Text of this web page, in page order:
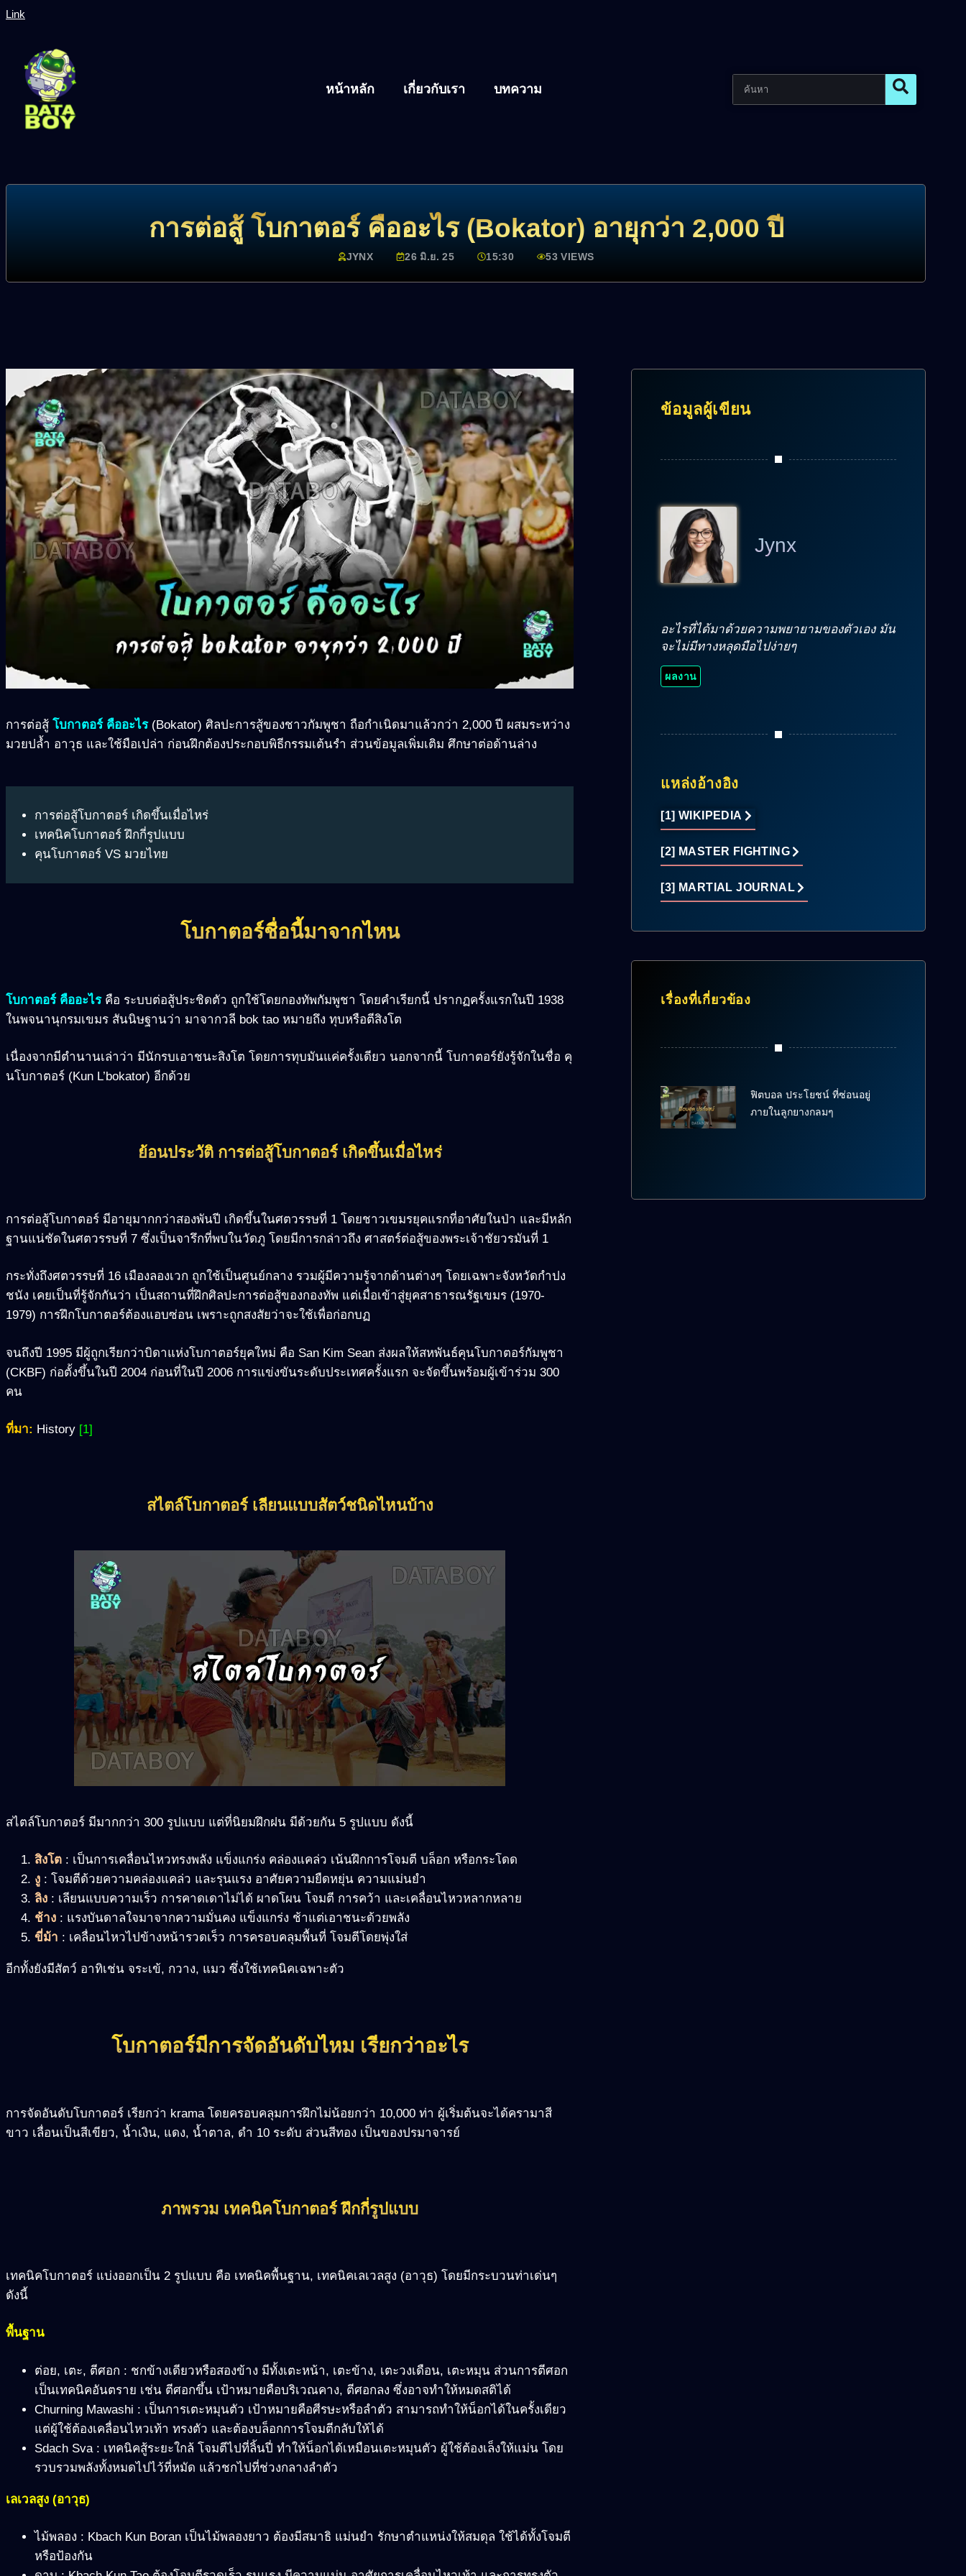
Link
หน้าหลัก เกี่ยวกับเรา บทความ
การต่อสู้ โบกาตอร์ คืออะไร (Bokator) อายุกว่า 2,000 ปี
JYNX 26 มิ.ย. 25 15:30 53 VIEWS
การต่อสู้ โบกาตอร์ คืออะไร(Bokator) ศิลปะการสู้ของชาวกัมพูชา ถือกำเนิดมาแล้วกว่า 2,000 ปี ผสมระหว่าง
มวยปล้ำ อาวุธ และใช้มือเปล่า ก่อนฝึกต้องประกอบพิธีกรรมเต้นรำ ส่วนข้อมูลเพิ่มเติม ศึกษาต่อด้านล่าง
การต่อสู้โบกาตอร์ เกิดขึ้นเมื่อไหร่
เทคนิคโบกาตอร์ ฝึกกี่รูปแบบ
คุนโบกาตอร์ VS มวยไทย
โบกาตอร์ชื่อนี้มาจากไหน
โบกาตอร์ คืออะไรคือ ระบบต่อสู้ประชิดตัว ถูกใช้โดยกองทัพกัมพูชา โดยคำเรียกนี้ ปรากฏครั้งแรกในปี 1938
ในพจนานุกรมเขมร สันนิษฐานว่า มาจากวลี bok tao หมายถึง ทุบหรือตีสิงโต
เนื่องจากมีตำนานเล่าว่า มีนักรบเอาชนะสิงโต โดยการทุบมันแค่ครั้งเดียว นอกจากนี้ โบกาตอร์ยังรู้จักในชื่อ คุ
นโบกาตอร์ (Kun L’bokator) อีกด้วย
ย้อนประวัติ การต่อสู้โบกาตอร์ เกิดขึ้นเมื่อไหร่
การต่อสู้โบกาตอร์ มีอายุมากกว่าสองพันปี เกิดขึ้นในศตวรรษที่ 1 โดยชาวเขมรยุคแรกที่อาศัยในป่า และมีหลัก
ฐานแน่ชัดในศตวรรษที่ 7 ซึ่งเป็นจารึกที่พบในวัดภู โดยมีการกล่าวถึง ศาสตร์ต่อสู้ของพระเจ้าชัยวรมันที่ 1
กระทั่งถึงศตวรรษที่ 16 เมืองลองเวก ถูกใช้เป็นศูนย์กลาง รวมผู้มีความรู้จากด้านต่างๆ โดยเฉพาะจังหวัดกำปง
ชนัง เคยเป็นที่รู้จักกันว่า เป็นสถานที่ฝึกศิลปะการต่อสู้ของกองทัพ แต่เมื่อเข้าสู่ยุคสาธารณรัฐเขมร (1970-
1979) การฝึกโบกาตอร์ต้องแอบซ่อน เพราะถูกสงสัยว่าจะใช้เพื่อก่อกบฏ
จนถึงปี 1995 มีผู้ถูกเรียกว่าบิดาแห่งโบกาตอร์ยุคใหม่ คือ San Kim Sean ส่งผลให้สหพันธ์คุนโบกาตอร์กัมพูชา
(CKBF) ก่อตั้งขึ้นในปี 2004 ก่อนที่ในปี 2006 การแข่งขันระดับประเทศครั้งแรก จะจัดขึ้นพร้อมผู้เข้าร่วม 300
คน
ที่มา: History [1]
สไตล์โบกาตอร์ เลียนแบบสัตว์ชนิดไหนบ้าง
สไตล์โบกาตอร์ มีมากกว่า 300 รูปแบบ แต่ที่นิยมฝึกฝน มีด้วยกัน 5 รูปแบบ ดังนี้
สิงโต : เป็นการเคลื่อนไหวทรงพลัง แข็งแกร่ง คล่องแคล่ว เน้นฝึกการโจมตี บล็อก หรือกระโดด
งู : โจมตีด้วยความคล่องแคล่ว และรุนแรง อาศัยความยืดหยุ่น ความแม่นยำ
ลิง : เลียนแบบความเร็ว การคาดเดาไม่ได้ ผาดโผน โจมตี การคว้า และเคลื่อนไหวหลากหลาย
ช้าง : แรงบันดาลใจมาจากความมั่นคง แข็งแกร่ง ช้าแต่เอาชนะด้วยพลัง
ขี่ม้า : เคลื่อนไหวไปข้างหน้ารวดเร็ว การครอบคลุมพื้นที่ โจมตีโดยพุ่งใส่
อีกทั้งยังมีสัตว์ อาทิเช่น จระเข้, กวาง, แมว ซึ่งใช้เทคนิคเฉพาะตัว
โบกาตอร์มีการจัดอันดับไหม เรียกว่าอะไร
การจัดอันดับโบกาตอร์ เรียกว่า krama โดยครอบคลุมการฝึกไม่น้อยกว่า 10,000 ท่า ผู้เริ่มต้นจะได้ครามาสี
ขาว เลื่อนเป็นสีเขียว, น้ำเงิน, แดง, น้ำตาล, ดำ 10 ระดับ ส่วนสีทอง เป็นของปรมาจารย์
ภาพรวม เทคนิคโบกาตอร์ ฝึกกี่รูปแบบ
เทคนิคโบกาตอร์ แบ่งออกเป็น 2 รูปแบบ คือ เทคนิคพื้นฐาน, เทคนิคเลเวลสูง (อาวุธ) โดยมีกระบวนท่าเด่นๆ
ดังนี้
พื้นฐาน
ต่อย, เตะ, ตีศอก : ชกข้างเดียวหรือสองข้าง มีทั้งเตะหน้า, เตะข้าง, เตะวงเดือน, เตะหมุน ส่วนการตีศอก
เป็นเทคนิคอันตราย เช่น ตีศอกขึ้น เป้าหมายคือบริเวณคาง, ตีศอกลง ซึ่งอาจทำให้หมดสติได้
Churning Mawashi : เป็นการเตะหมุนตัว เป้าหมายคือศีรษะหรือลำตัว สามารถทำให้น็อกได้ในครั้งเดียว
แต่ผู้ใช้ต้องเคลื่อนไหวเท้า ทรงตัว และต้องบล็อกการโจมตีกลับให้ได้
Sdach Sva : เทคนิคสู้ระยะใกล้ โจมตีไปที่ลิ้นปี่ ทำให้น็อกได้เหมือนเตะหมุนตัว ผู้ใช้ต้องเล็งให้แม่น โดย
รวบรวมพลังทั้งหมดไปไว้ที่หมัด แล้วชกไปที่ช่วงกลางลำตัว
เลเวลสูง (อาวุธ)
ไม้พลอง : Kbach Kun Boran เป็นไม้พลองยาว ต้องมีสมาธิ แม่นยำ รักษาตำแหน่งให้สมดุล ใช้ได้ทั้งโจมตี
หรือป้องกัน
ข้อมูลผู้เขียน
Jynx
อะไรที่ได้มาด้วยความพยายามของตัวเอง มัน
จะไม่มีทางหลุดมือไปง่ายๆ
ผลงาน
แหล่งอ้างอิง
[1] WIKIPEDIA
[2] MASTER FIGHTING
[3] MARTIAL JOURNAL
เรื่องที่เกี่ยวข้อง
ฟิตบอล ประโยชน์ ที่ซ่อนอยู่
ภายในลูกยางกลมๆ